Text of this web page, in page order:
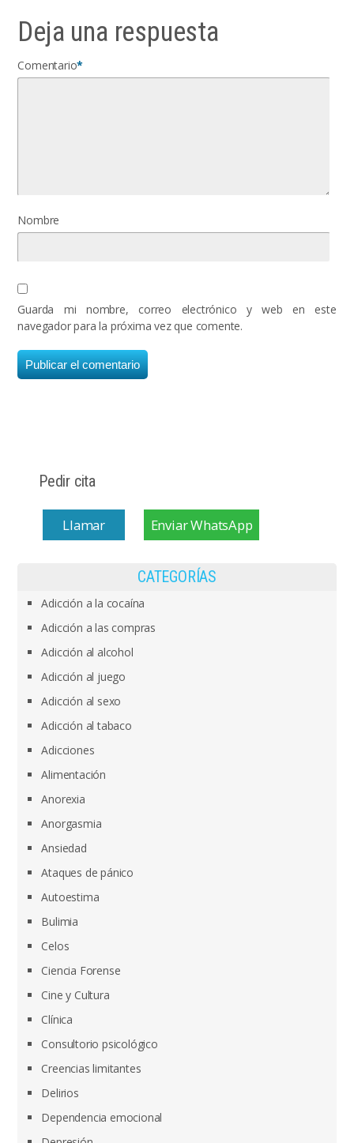
Deja una respuesta
Comentario*
Nombre
Guarda mi nombre, correo electrónico y web en este
navegador para la próxima vez que comente.
Pedir cita
Llamar Enviar WhatsApp
CATEGORÍAS
Adicción a la cocaína
Adicción a las compras
Adicción al alcohol
Adicción al juego
Adicción al sexo
Adicción al tabaco
Adicciones
Alimentación
Anorexia
Anorgasmia
Ansiedad
Ataques de pánico
Autoestima
Bulimia
Celos
Ciencia Forense
Cine y Cultura
Clínica
Consultorio psicológico
Creencias limitantes
Delirios
Dependencia emocional